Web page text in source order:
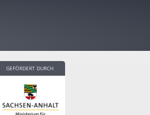
GEFÖRDERT DURCH